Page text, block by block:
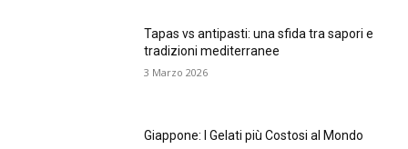
Tapas vs antipasti: una sfida tra sapori e
tradizioni mediterranee
3 Marzo 2026
Giappone: I Gelati più Costosi al Mondo